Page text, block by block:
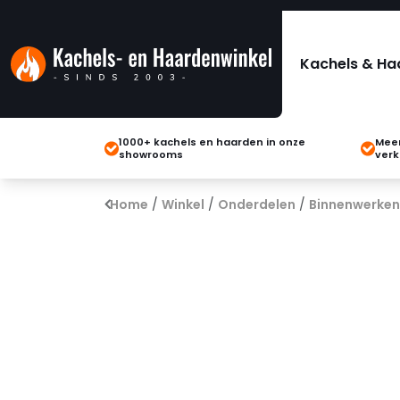
Kachels &
1000+ kachels en haarden in onze
showrooms
Home / Winkel / Onderdelen /